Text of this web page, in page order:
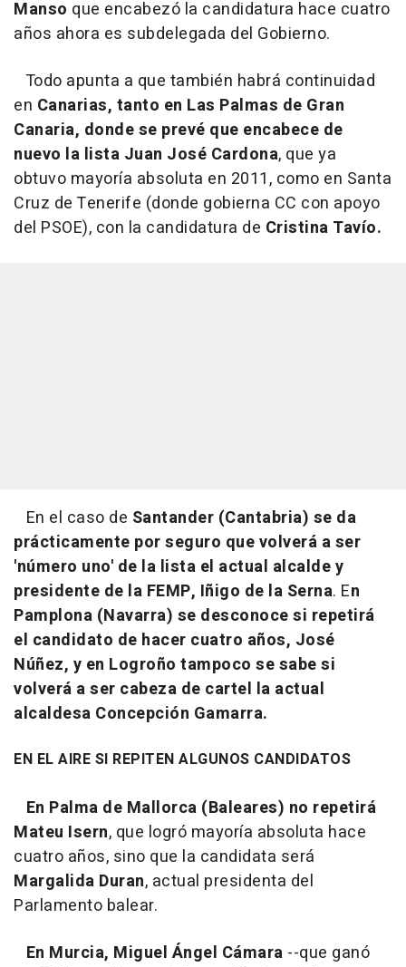
Manso que encabezó la candidatura hace cuatro
años ahora es subdelegada del Gobierno.
Todo apunta a que también habrá continuidad
en Canarias, tanto en Las Palmas de Gran
Canaria, donde se prevé que encabece de
nuevo la lista Juan José Cardona, que ya
obtuvo mayoría absoluta en 2011, como en Santa
Cruz de Tenerife (donde gobierna CC con apoyo
del PSOE), con la candidatura de Cristina Tavío.
En el caso de Santander (Cantabria) se da
prácticamente por seguro que volverá a ser
'número uno' de la lista el actual alcalde y
presidente de la FEMP, Iñigo de la Serna. En
Pamplona (Navarra) se desconoce si repetirá
el candidato de hacer cuatro años, José
Núñez, y en Logroño tampoco se sabe si
volverá a ser cabeza de cartel la actual
alcaldesa Concepción Gamarra.
EN EL AIRE SI REPITEN ALGUNOS CANDIDATOS
En Palma de Mallorca (Baleares) no repetirá
Mateu Isern, que logró mayoría absoluta hace
cuatro años, sino que la candidata será
Margalida Duran, actual presidenta del
Parlamento balear.
En Murcia, Miguel Ángel Cámara --que ganó